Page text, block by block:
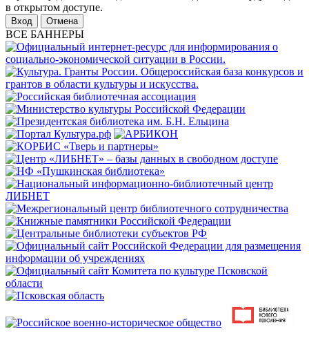
в открытом доступе.
Отмена
ВСЕ БАННЕРЫ